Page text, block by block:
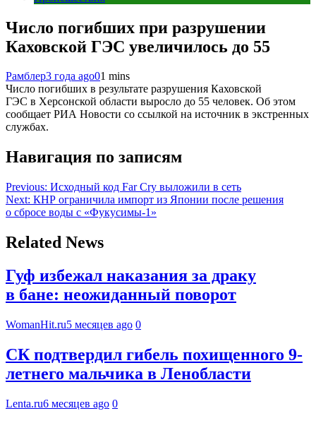
Число погибших при разрушении
Каховской ГЭС увеличилось до 55
Рамблер3 года ago01 mins
Число погибших в результате разрушения Каховской
ГЭС в Херсонской области выросло до 55 человек. Об этом
сообщает РИА Новости со ссылкой на источник в экстренных
службах.
Навигация по записям
Previous: Исходный код Far Cry выложили в сеть
Next: КНР ограничила импорт из Японии после решения
о сбросе воды с «Фукусимы-1»
Related News
Гуф избежал наказания за драку
в бане: неожиданный поворот
WomanHit.ru5 месяцев ago 0
СК подтвердил гибель похищенного 9-
летнего мальчика в Ленобласти
Lenta.ru6 месяцев ago 0